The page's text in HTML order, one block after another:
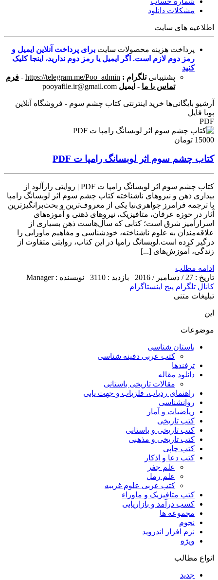
مشکلات دانلود
اطلاعیه های سایت
پرداخت هزینه محصولات سایت برای پرداخت آنلاین ایمیل و
رمز دوم لازم است. اگر ایمیل یا رمز دوم ندارید، اینجا کلیک
کنید
پشتیبانی تلگرام : https://telegram.me/Poo_admin
- فرم
تماس با ما - ایمیل pooyafile.ir@gmail.com
آرشیو بایگانی‌ها خرید اینترنتی کتاب چشم سوم - فروشگاه آنلاین
پویا فایل
PDF
15000 تومان
کتاب چشم سوم اثر لوبسانگ رامپا ت PDF
کتاب چشم سوم اثر لوبسانگ رامپا ت PDF | روایتی رازآلود از
بیداری ذهن و نیروهای ناشناخته کتاب چشم سوم اثر لوبسانگ رامپا
با ترجمه فرامرز جواهری‌نیا یکی از معروف‌ترین و بحث‌برانگیزترین
آثار در حوزه عرفان، متافیزیک، نیروهای ذهنی و آموزه‌های
اسرارآمیز شرق است؛ کتابی که سال‌هاست ذهن بسیاری از
علاقه‌مندان به علوم ناشناخته، خودشناسی و مفاهیم ماورایی را
درگیر کرده است.لوبسانگ رامپا در این کتاب، روایتی متفاوت از
زندگی، آموزش‌های [...]
ادامه مطلب
تاریخ : 27 / دسامبر / 2016
بازدید : 3110
نویسنده : Manager
کانال تلگرام پیج اینستاگرام
تبلیغات متنی
این
موضوعات
باستان شناسی
کتب عربی دفینه شناسی
ترفندها
دانلود مقاله
مقالات تاریخی باستانی
راهنمای ردیاب، فلزیاب و جهت یابی
روانشناسی
ریاضیات و آمار
کتب تاریخی
کتب تاریخی و باستانی
کتب تاریخی و مذهبی
کتب چاپی
کتب دعا و اذکار
علم جفر
علم رمل
کتب عربی علوم غریبه
کتب متافیزیک و ماوراء
کسب درآمد و بازاریابی
مجموعه ها
نجوم
نرم افزار اندروید
ویژه
انواع مطالب
جدید